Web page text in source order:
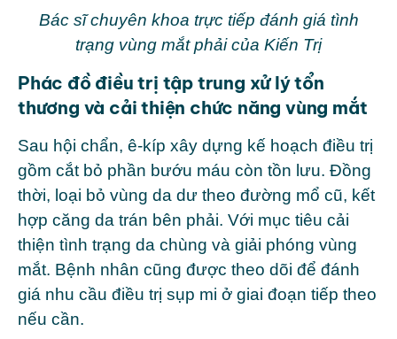
Bác sĩ chuyên khoa trực tiếp đánh giá tình
trạng vùng mắt phải của Kiến Trị
Phác đồ điều trị tập trung xử lý tổn
thương và cải thiện chức năng vùng mắt
Sau hội chẩn, ê-kíp xây dựng kế hoạch điều trị
gồm cắt bỏ phần bướu máu còn tồn lưu. Đồng
thời, loại bỏ vùng da dư theo đường mổ cũ, kết
hợp căng da trán bên phải. Với mục tiêu cải
thiện tình trạng da chùng và giải phóng vùng
mắt. Bệnh nhân cũng được theo dõi để đánh
giá nhu cầu điều trị sụp mi ở giai đoạn tiếp theo
nếu cần.